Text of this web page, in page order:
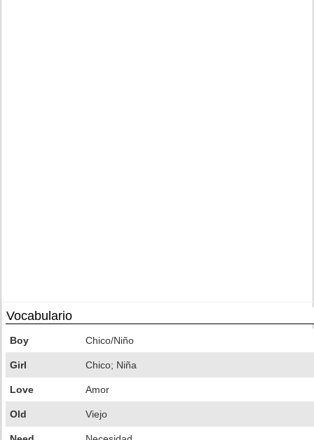
Vocabulario
Boy Chico/Niño
Girl Chico; Niña
Love Amor
Old Viejo